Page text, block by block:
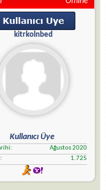
kitrkolnbed
Kullanıcı Üye
Ağustos 2020
1.725